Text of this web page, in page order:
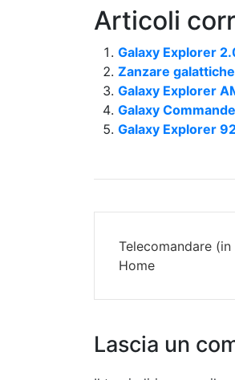
Articoli
Galaxy Explorer
Zanzare galattiche
Galaxy Explorer
Galaxy
Galaxy Explorer
g
Telecomandare
Home
Lascia un